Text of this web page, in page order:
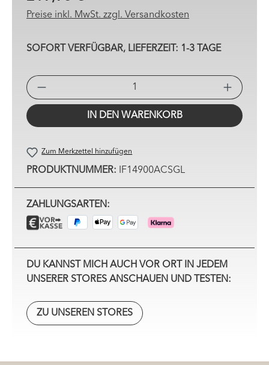
Preise inkl. MwSt. zzgl. Versandkosten
SOFORT VERFÜGBAR, LIEFERZEIT: 1-3 TAGE
IN DEN WARENKORB
Zum Merkzettel hinzufügen
PRODUKTNUMMER: IF14900ACSGL
ZAHLUNGSARTEN:
DU KANNST MICH AUCH VOR ORT IN JEDEM
UNSERER STORES ANSCHAUEN UND TESTEN:
ZU UNSEREN STORES